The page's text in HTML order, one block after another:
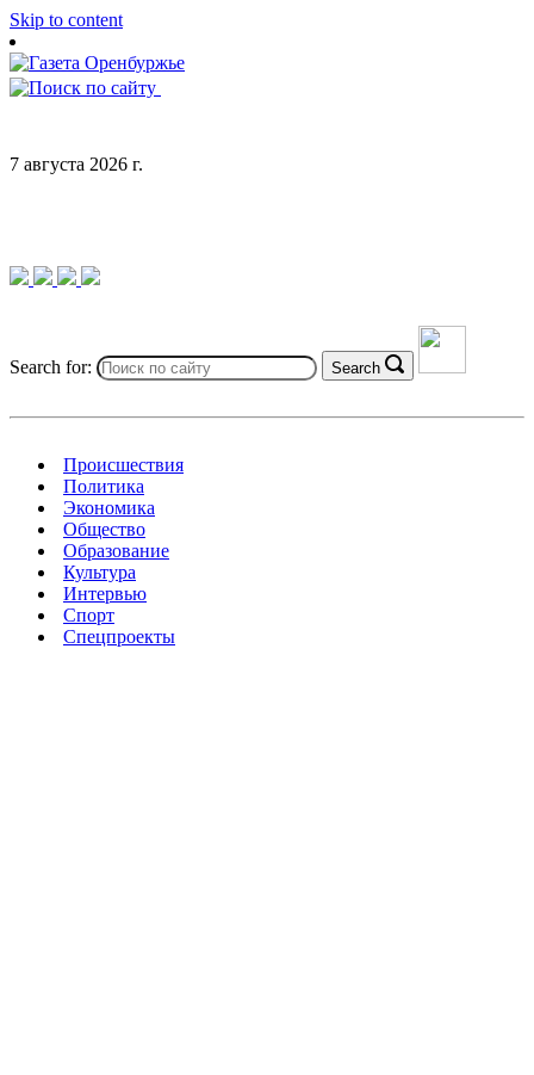
Skip to content
7 августа 2026 г.
Search for: Search
Происшествия
Политика
Экономика
Общество
Образование
Культура
Интервью
Спорт
Спецпроекты